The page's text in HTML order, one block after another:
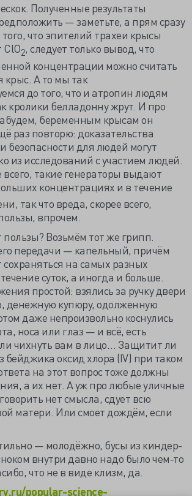
Полученные результаты
— заметьте, а прям сразу
что эпителий трахеи крысы
ClO2, следует только вывод, что
концентрации можно считать
крыс. А то мы так
до того, что и атропин людям
кролики белладонну жрут. И про
беременным крысам он
раз повторю: доказательства
безопасности для людей могут
из исследований с участием людей.
всего, такие генераторы выдают
концентрациях и в течение
так что вреда, скорее всего,
впрочем.
пользы? Возьмём тот же грипп.
передачи — капельный, причём
сохраняться на самых разных
суток, а иногда и больше.
простой: взялись за ручку двери
денежную купюру, одолженную
даже непроизвольно коснулись
носа или глаз — и всё, есть
чихнуть вам в лицо… Защитит ли
оксид хлора (IV) при таком
на этот вопрос тоже должны
а их нет. А уж про любые уличные
нет смысла, сдует всю
матери. Или смоет дождём, если
— молодёжно, бусы из киндер-
внутри давно надо было чем-то
что не в виде клизм, да.
popular-science-